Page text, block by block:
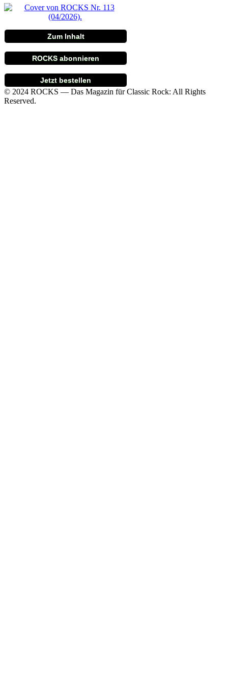
Zum Inhalt
ROCKS abonnieren
Jetzt bestellen
© 2024 ROCKS — Das Magazin für Classic Rock: All Rights
Reserved.